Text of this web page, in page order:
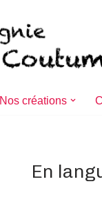
Nos créations
En